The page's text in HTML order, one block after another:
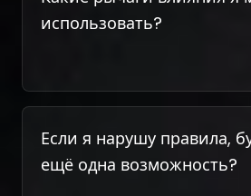
использовать?
Если я нарушу правила,
ещё одна возможность?